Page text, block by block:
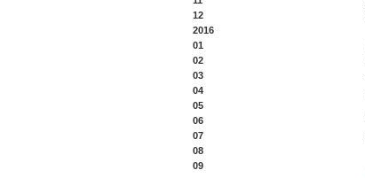
12
2016
01
02
03
04
05
06
07
08
09